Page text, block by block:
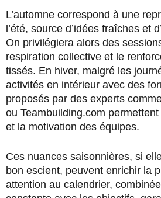
L’automne correspond à une
l’été, source d’idées fraîches et
On privilégiera alors des
respiration collective et le
tissés. En hiver, malgré les
activités en intérieur avec des
proposés par des experts
ou Teambuilding.com permettent
et la motivation des équipes.
Ces nuances saisonnières, si
bon escient, peuvent enrichir la
attention au calendrier,